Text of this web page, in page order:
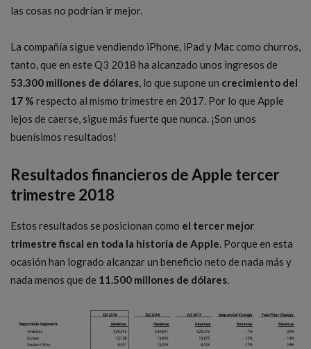
las cosas no podrían ir mejor.
La compañía sigue vendiendo iPhone, iPad y Mac como churros,
tanto, que en este Q3 2018 ha alcanzado unos ingresos de
53.300 millones de dólares, lo que supone un crecimiento del
17 % respecto al mismo trimestre en 2017. Por lo que Apple
lejos de caerse, sigue más fuerte que nunca. ¡Son unos
buenísimos resultados!
Resultados financieros de Apple tercer
trimestre 2018
Estos resultados se posicionan como el tercer mejor
trimestre fiscal en toda la historia de Apple. Porque en esta
ocasión han logrado alcanzar un beneficio neto de nada más y
nada menos que de 11.500 millones de dólares.